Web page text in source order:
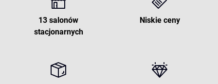
13 salonów
stacjonarnych
Niskie ceny